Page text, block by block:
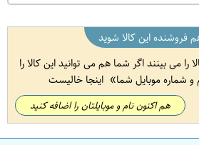
فروشنده این کالا شوید
را می بینند اگر شما هم می توانید این کالا را
و شماره موبایل شما اینجا خالیست
هم اکنون نام و موبایلتان را اضافه کنید